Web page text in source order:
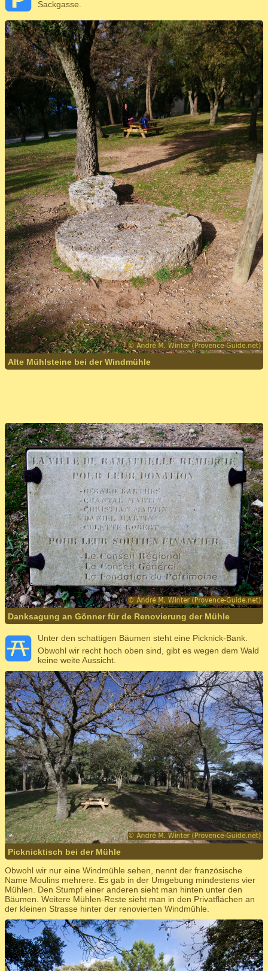
Sackgasse.
Alte Mühlsteine bei der Windmühle
Danksagung an Gönner für de Renovierung der Mühle
Unter den schattigen Bäumen steht eine Picknick-Bank.
Obwohl wir recht hoch oben sind, gibt es wegen dem Wald
keine weite Aussicht.
Picknicktisch bei der Mühle
Obwohl wir nur eine Windmühle sehen, nennt der französische
Name Moulins mehrere. Es gab in der Umgebung mindestens vier
Mühlen. Den Stumpf einer anderen sieht man hinten unter den
Bäumen. Weitere Mühlen-Reste sieht man in den Privatflächen an
der kleinen Strasse hinter der renovierten Windmühle.